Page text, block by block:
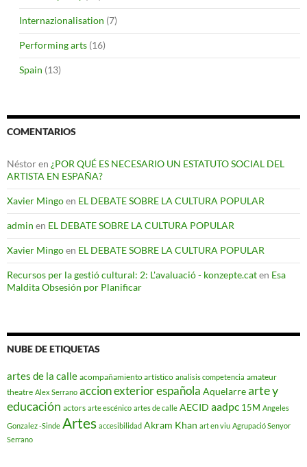
Internazionalisation (7)
Performing arts (16)
Spain (13)
COMENTARIOS
Néstoren ¿POR QUÉ ES NECESARIO UN ESTATUTO SOCIAL DEL
ARTISTA EN ESPAÑA?
Xavier Mingoen EL DEBATE SOBRE LA CULTURA POPULAR
admin en EL DEBATE SOBRE LA CULTURA POPULAR
Xavier Mingoen EL DEBATE SOBRE LA CULTURA POPULAR
Recursos per la gestió cultural: 2: L'avaluació - konzepte.caten Esa
Maldita Obsesión por Planificar
NUBE DE ETIQUETAS
artes de la calle acompañamiento artístico analisis competencia amateur
theatre Alex Serrano accion exterior española Aquelarrearte y
educación actors arte escénico artes de calle AECID aadpc 15M Angeles
Gonzalez -Sinde Artes accesibilidad Akram Khan art en viu Agrupació Senyor
Serrano